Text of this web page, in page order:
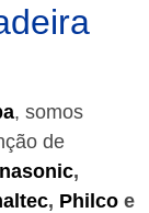
, somos
de
,
, Philco e